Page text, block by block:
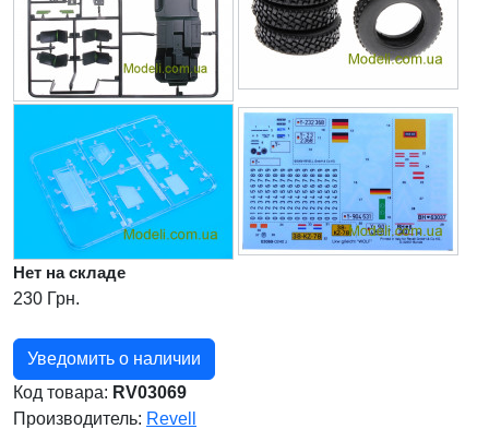
Нет на складе
230 Грн.
Уведомить о наличии
Код товара: RV03069
Производитель: Revell